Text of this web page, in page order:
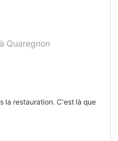
Quaregnon
la restauration. C'est là que